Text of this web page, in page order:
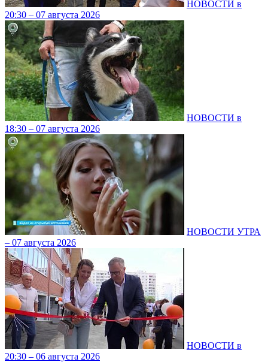
НОВОСТИ в
20:30 – 07 августа 2026
НОВОСТИ в
18:30 – 07 августа 2026
НОВОСТИ УТРА
– 07 августа 2026
НОВОСТИ в
20:30 – 06 августа 2026